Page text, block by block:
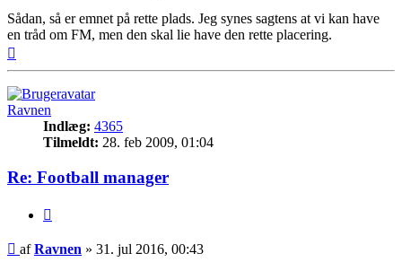
Sådan, så er emnet på rette plads. Jeg synes sagtens at vi kan have
en tråd om FM, men den skal lie have den rette placering.
Ravnen
Indlæg: 4365
Tilmeldt: 28. feb 2009, 01:04
Re: Football manager
Indlæg
afRavnen » 31. jul 2016, 00:43